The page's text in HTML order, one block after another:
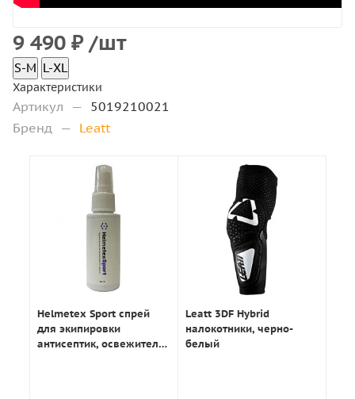
9 490 ₽ /шт
S-M L-XL
Характеристики
Артикул — 5019210021
Бренд
— Leatt
Helmetex Sport спрей
для экипировки
антисептик, освежитель
Leatt 3DF Hybrid
налокотники, черно-
белый